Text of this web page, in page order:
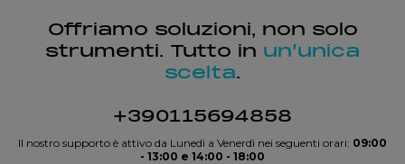
Offriamo soluzioni, non solo
strumenti. Tutto in un’unica
scelta.
+390115694858
Il nostro supporto è attivo da Lunedì a Venerdì nei seguenti orari: 09:00
- 13:00 e 14:00 - 18:00